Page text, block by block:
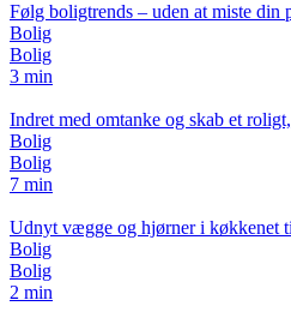
Følg boligtrends – uden at miste din
Bolig
Bolig
3 min
Indret med omtanke og skab et
Bolig
Bolig
7 min
Udnyt vægge og hjørner i køkkenet
Bolig
Bolig
2 min